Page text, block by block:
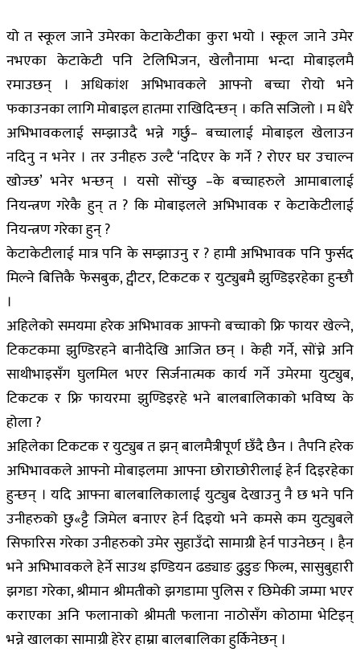
यो त स्कूल जाने उमेरका केटाकेटीका कुरा भयो । स्कूल जाने उमेर
नभएका केटाकेटी पनि टेलिभिजन, खेलौनामा भन्दा मोबाइलमै
रमाउछन् । अधिकांश अभिभावकले आफ्नो बच्चा रोयो भने
फकाउनका लागि मोबाइल हातमा राखिदिन्छन् । कति सजिलो । म धेरै
अभिभावकलाई सम्झाउदै भन्ने गर्छु– बच्चालाई मोबाइल खेलाउन
नदिनु न भनेर । तर उनीहरु उल्टै ‘नदिएर के गर्ने ? रोएर घर उचाल्न
खोज्छ’ भनेर भन्छन् । यसो सोंच्छु –के बच्चाहरुले आमाबालाई
नियन्त्रण गरेकै हुन् त ? कि मोबाइलले अभिभावक र केटाकेटीलाई
नियन्त्रण गरेका हुन् ?
केटाकेटीलाई मात्र पनि के सम्झाउनु र ? हामी अभिभावक पनि फुर्सद
मिल्ने बित्तिकै फेसबुक, ट्वीटर, टिकटक र युट्युबमै झुण्डिइरहेका हुन्छौ
।
अहिलेको समयमा हरेक अभिभावक आफ्नो बच्चाको फ्रि फायर खेल्ने,
टिकटकमा झुण्डिरहने बानीदेखि आजित छन् । केही गर्ने, सोंच्ने अनि
साथीभाइसँग घुलमिल भएर सिर्जनात्मक कार्य गर्ने उमेरमा युट्युब,
टिकटक र फ्रि फायरमा झुण्डिइरहे भने बालबालिकाको भविष्य के
होला ?
अहिलेका टिकटक र युट्युब त झन् बालमैत्रीपूर्ण छँदै छैन । तैपनि हरेक
अभिभावकले आफ्नो मोबाइलमा आफ्ना छोराछोरीलाई हेर्न दिइरहेका
हुन्छन् । यदि आफ्ना बालबालिकालाई युट्युब देखाउनु नै छ भने पनि
उनीहरुको छु«ट्टै जिमेल बनाएर हेर्न दिइयो भने कमसे कम युट्युबले
सिफारिस गरेका उनीहरुको उमेर सुहाउँदो सामाग्री हेर्न पाउनेछन् । हैन
भने अभिभावकले हेर्ने साउथ इण्डियन ढड्याङ ढुडुङ फिल्म, सासुबुहारी
झगडा गरेका, श्रीमान श्रीमतीको झगडामा पुलिस र छिमेकी जम्मा भएर
कराएका अनि फलानाको श्रीमती फलाना नाठोसँग कोठामा भेटिइन्
भन्ने खालका सामाग्री हेरेर हाम्रा बालबालिका हुर्किनेछन् ।